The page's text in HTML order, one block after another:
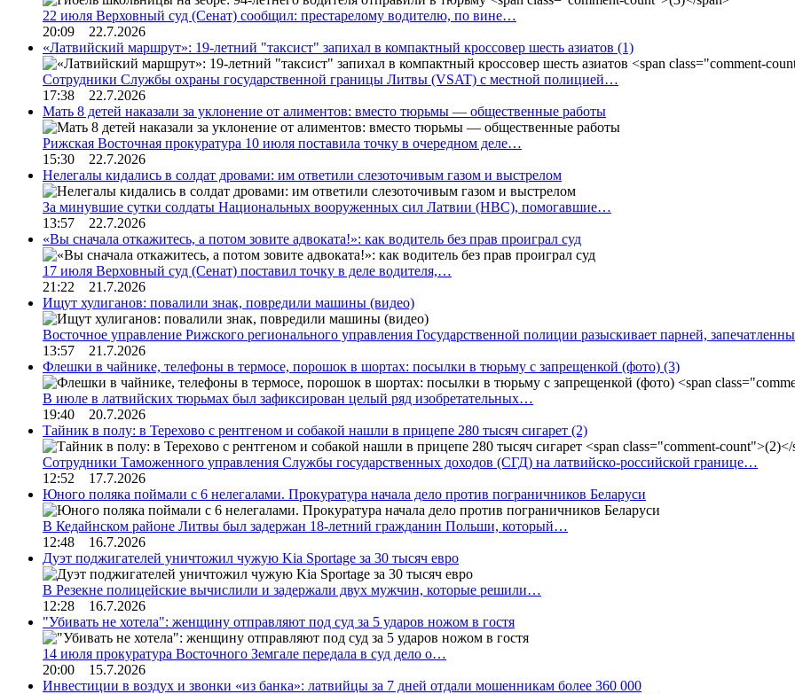
22 июля Верховный суд (Сенат) сообщил: престарелому водителю, по вине…
20:09 22.7.2026
«Латвийский маршрут»: 19-летний "таксист" запихал в компактный кроссовер шесть азиатов (1)
Сотрудники Службы охраны государственной границы Литвы (VSAT) с местной полицией…
17:38 22.7.2026
Мать 8 детей наказали за уклонение от алиментов: вместо тюрьмы — общественные работы
Рижская Восточная прокуратура 10 июля поставила точку в очередном деле…
15:30 22.7.2026
Нелегалы кидались в солдат дровами: им ответили слезоточивым газом и выстрелом
За минувшие сутки солдаты Национальных вооруженных сил Латвии (НВС), помогавшие…
13:57 22.7.2026
«Вы сначала откажитесь, а потом зовите адвоката!»: как водитель без прав проиграл суд
17 июля Верховный суд (Сенат) поставил точку в деле водителя,…
21:22 21.7.2026
Ищут хулиганов: повалили знак, повредили машины (видео)
Восточное управление Рижского регионального управления Государственной полиции разыскивает парней,
13:57 21.7.2026
Флешки в чайнике, телефоны в термосе, порошок в шортах: посылки в тюрьму с запрещенкой (фото) (3)
В июле в латвийских тюрьмах был зафиксирован целый ряд изобретательных…
19:40 20.7.2026
Тайник в полу: в Терехово с рентгеном и собакой нашли в прицепе 280 тысяч сигарет (2)
Сотрудники Таможенного управления Службы государственных доходов (СГД) на латвийско-российской границе…
12:52 17.7.2026
Юного поляка поймали с 6 нелегалами. Прокуратура начала дело против пограничников Беларуси
В Кедайнском районе Литвы был задержан 18-летний гражданин Польши, который…
12:48 16.7.2026
Дуэт поджигателей уничтожил чужую Kia Sportage за 30 тысяч евро
В Резекне полицейские вычислили и задержали двух мужчин, которые решили…
12:28 16.7.2026
"Убивать не хотела": женщину отправляют под суд за 5 ударов ножом в гостя
14 июля прокуратура Восточного Земгале передала в суд дело о…
20:00 15.7.2026
Инвестиции в воздух и звонки «из банка»: латвийцы за 7 дней отдали мошенникам более 360 000